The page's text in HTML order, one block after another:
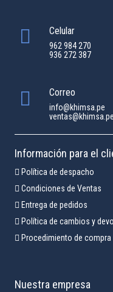
Celular
962 984 270
936 272 387
Correo
info@khimsa.pe
ventas@khimsa.pe
Información para el
Política de despacho
Condiciones de Ventas
Entrega de pedidos
Política de cambios y
Procedimiento de compra
Nuestra empresa